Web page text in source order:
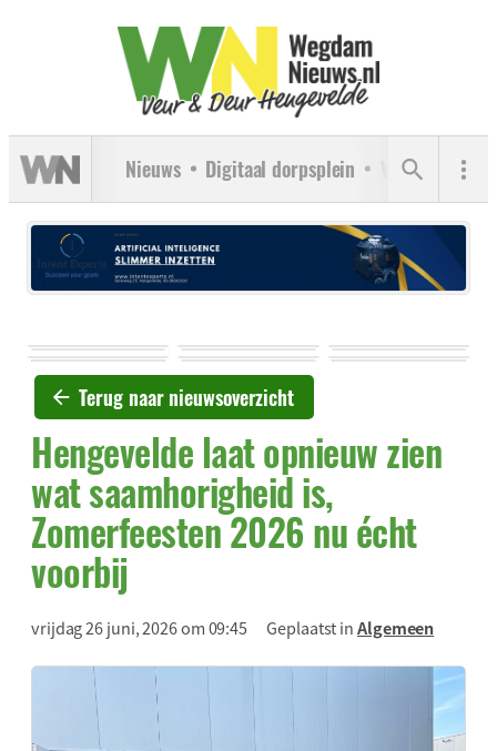
Nieuws Digitaal dorpsplein Verenigingen
Terug naar nieuwsoverzicht
Hengevelde laat opnieuw zien
wat saamhorigheid is,
Zomerfeesten 2026 nu écht
voorbij
vrijdag 26 juni, 2026 om 09:45 Geplaatst inAlgemeen